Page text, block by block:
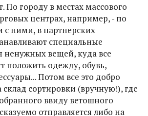
По городу в местах массового
центрах, например, - по
с ними, в партнерских
специальные
ненужных вещей, куда все
положить одежду, обувь,
Потом все это добро
склад сортировки (вручную!), где
ввиду ветошного
отправляется либо на